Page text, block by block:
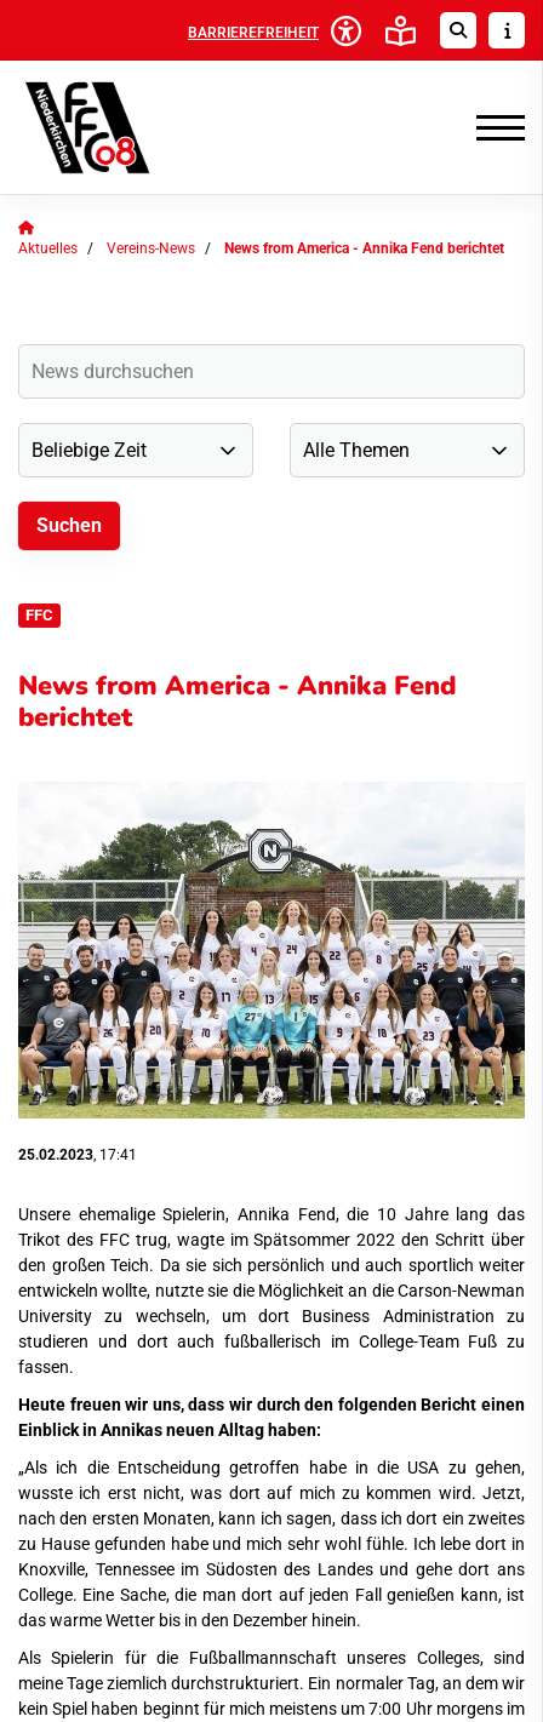
BARRIEREFREIHEIT
Aktuelles Vereins-News News from America - Annika Fend berichtet
FFC
News from America - Annika Fend
berichtet
25.02.2023, 17:41
Unsere ehemalige Spielerin, Annika Fend, die 10 Jahre lang das
Trikot des FFC trug, wagte im Spätsommer 2022 den Schritt über
den großen Teich. Da sie sich persönlich und auch sportlich weiter
entwickeln wollte, nutzte sie die Möglichkeit an die Carson-Newman
University zu wechseln, um dort Business Administration zu
studieren und dort auch fußballerisch im College-Team Fuß zu
fassen.
Heute freuen wir uns, dass wir durch den folgenden Bericht einen
Einblick in Annikas neuen Alltag haben:
„Als ich die Entscheidung getroffen habe in die USA zu gehen,
wusste ich erst nicht, was dort auf mich zu kommen wird. Jetzt,
nach den ersten Monaten, kann ich sagen, dass ich dort ein zweites
zu Hause gefunden habe und mich sehr wohl fühle. Ich lebe dort in
Knoxville, Tennessee im Südosten des Landes und gehe dort ans
College. Eine Sache, die man dort auf jeden Fall genießen kann, ist
das warme Wetter bis in den Dezember hinein.
Als Spielerin für die Fußballmannschaft unseres Colleges, sind
meine Tage ziemlich durchstrukturiert. Ein normaler Tag, an dem wir
kein Spiel haben beginnt für mich meistens um 7:00 Uhr morgens im